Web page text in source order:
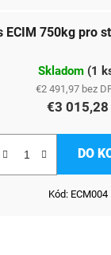
ECIM 750kg pro
Skladom (1
€2 491,97 bez
€3 015,28
DO
Kód: ECM004